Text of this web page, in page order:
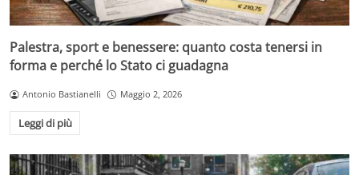
Palestra, sport e benessere: quanto costa tenersi in
forma e perché lo Stato ci guadagna
Antonio Bastianelli Maggio 2, 2026
Leggi di più